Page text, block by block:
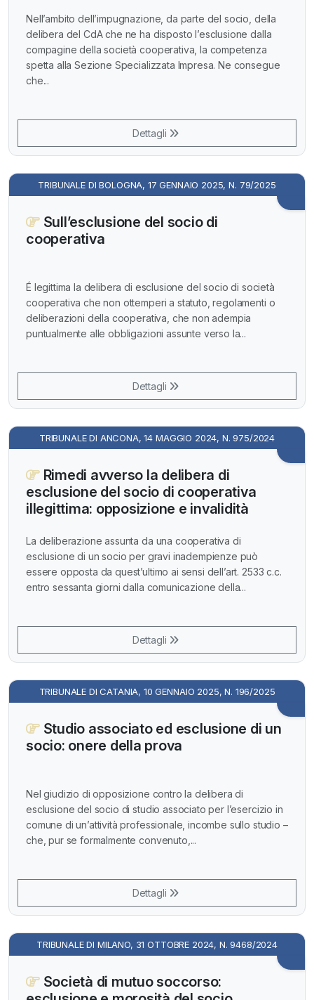
Nell’ambito dell’impugnazione, da parte del socio, della
delibera del CdA che ne ha disposto l’esclusione dalla
compagine della società cooperativa, la competenza
spetta alla Sezione Specializzata Impresa. Ne consegue
che...
Dettagli
TRIBUNALE DI BOLOGNA, 17 GENNAIO 2025, N. 79/2025
Sull’esclusione del socio di
cooperativa
É legittima la delibera di esclusione del socio di società
cooperativa che non ottemperi a statuto, regolamenti o
deliberazioni della cooperativa, che non adempia
puntualmente alle obbligazioni assunte verso la...
Dettagli
TRIBUNALE DI ANCONA, 14 MAGGIO 2024, N. 975/2024
Rimedi avverso la delibera di
esclusione del socio di cooperativa
illegittima: opposizione e invalidità
La deliberazione assunta da una cooperativa di
esclusione di un socio per gravi inadempienze può
essere opposta da quest’ultimo ai sensi dell’art. 2533 c.c.
entro sessanta giorni dalla comunicazione della...
Dettagli
TRIBUNALE DI CATANIA, 10 GENNAIO 2025, N. 196/2025
Studio associato ed esclusione di un
socio: onere della prova
Nel giudizio di opposizione contro la delibera di
esclusione del socio di studio associato per l’esercizio in
comune di un’attività professionale, incombe sullo studio –
che, pur se formalmente convenuto,...
Dettagli
TRIBUNALE DI MILANO, 31 OTTOBRE 2024, N. 9468/2024
Società di mutuo soccorso: